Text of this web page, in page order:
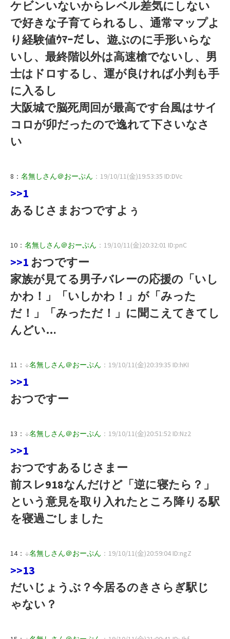
ケビンいないからレベル差気にしない
で好きな子育てられるし、通常マップよ
り経験値ｳﾏｰだし、遊ぶのに手形いらな
いし、最終階以外は高速槍でないし、男
士はドロするし、運が良ければ小判も手
に入るし
大阪城で脳死周回が最高です台風はサイ
コロが卯だったので逸れて下さいなさ
い
8： 名無しさん＠おーぷん ：19/10/11(金)19:53:35 ID:DVc
>>1
あるじさまおつですよぅ
10： 名無しさん＠おーぷん ：19/10/11(金)20:32:01 ID:pnC
>>1 おつですー
家族が見てる男子バレーの応援の「いし
かわ！」「いしかわ！」が「みった
だ！」「みっただ！」に聞こえてきてし
んどい…
11： ↓名無しさん＠おーぷん ：19/10/11(金)20:39:35 ID:hKI
>>1
おつですー
13： ↓名無しさん＠おーぷん ：19/10/11(金)20:51:52 ID:Nz2
>>1
おつですあるじさまー
前スレ918なんだけど「逆に寝たら？」
という意見を取り入れたところ降りる駅
を寝過ごしました
14： ↓名無しさん＠おーぷん ：19/10/11(金)20:59:04 ID:ngZ
>>13
だいじょうぶ？今居るのきさらぎ駅じ
ゃない？